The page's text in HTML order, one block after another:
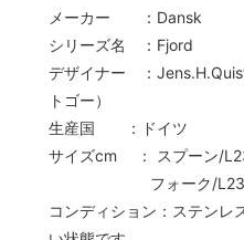
メーカー ：Dansk
シリーズ名 ：Fjord
デザイナー ：
トゴー）
生産国 ：ドイツ
サイズcm ： スプーン/
フォーク/
コンディション：ステンレ